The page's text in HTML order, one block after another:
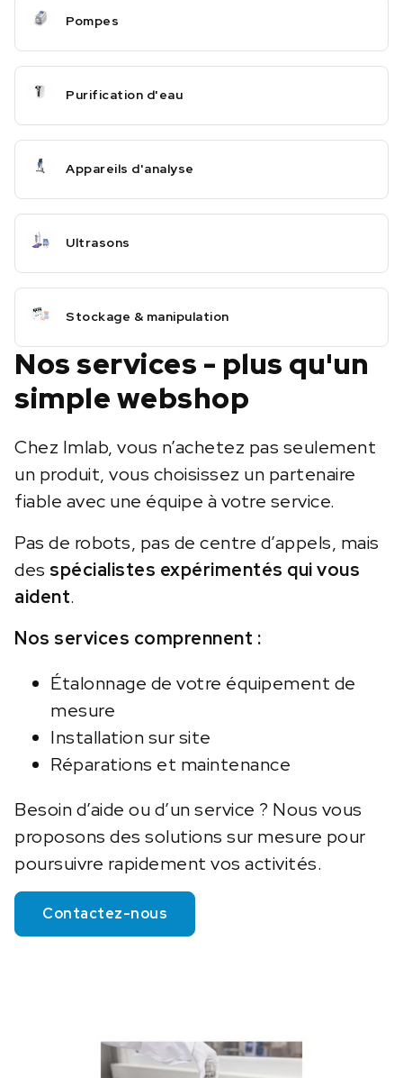
Pompes
Purification d'eau
Appareils d'analyse
Ultrasons
Stockage & manipulation
Nos services - plus qu'un
simple webshop
Chez Imlab, vous n’achetez pas seulement
un produit, vous choisissez un partenaire
fiable avec une équipe à votre service.
Pas de robots, pas de centre d’appels, mais
des spécialistes expérimentés qui vous
aident.
Nos services comprennent :
Étalonnage de votre équipement de
mesure
Installation sur site
Réparations et maintenance
Besoin d’aide ou d’un service ? Nous vous
proposons des solutions sur mesure pour
poursuivre rapidement vos activités.
Contactez-nous